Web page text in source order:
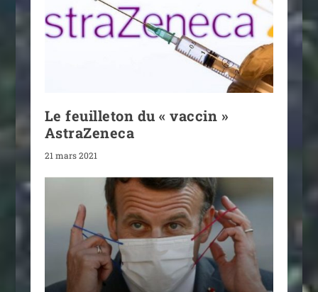
Le feuilleton du « vaccin »
AstraZeneca
21 mars 2021